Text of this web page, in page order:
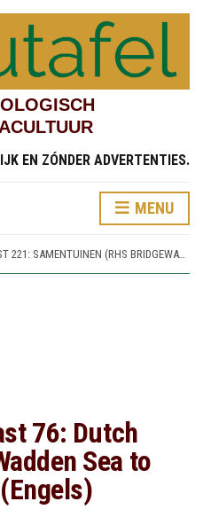
EN ZÓNDER ADVERTENTIES.
MENU
DISCUTAFEL PODCAST 221: SAMENTUINEN (RHS BRIDGEWATER 6)
DISCUTAFEL PODCAST 220: SPOREN VAN WORSLEY NEW HALL (RHS BRIDGEWATER 5)
76: Dutch
Sea to